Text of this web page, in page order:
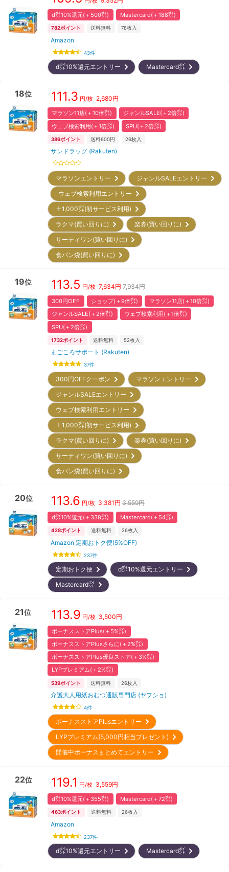
d㌽10%還元(＋500㌽) Mastercard(＋188㌽)
782ポイント 送料無料 78枚入
Amazon
43件
d㌽10%還元エントリー Mastercard㌽
18位 111.3 円/枚 2,680円
マラソン11店(＋10倍㌽)
ジャンルSALE(＋2倍㌽)
ウェブ検索利用(＋1倍㌽)
SPU(＋2倍㌽)
386ポイント 送料600円 26枚入
サンドラッグ (Rakuten)
マラソンエントリー
ジャンルSALEエントリー
ウェブ検索利用エントリー
＋1,000㌽(初サービス利用)
ラクマ(買い回りに)
楽券(買い回りに)
サーティワン(買い回りに)
食パン袋(買い回りに)
19位 113.5 円/枚 7,634円 7,934円
300円OFF ショップ(＋9倍㌽)
マラソン11店(＋10倍㌽)
ジャンルSALE(＋2倍㌽)
ウェブ検索利用(＋1倍㌽)
SPU(＋2倍㌽)
1732ポイント 送料無料 52枚入
まごころサポート (Rakuten)
37件
300円OFFクーポン
マラソンエントリー
ジャンルSALEエントリー
ウェブ検索利用エントリー
＋1,000㌽(初サービス利用)
ラクマ(買い回りに)
楽券(買い回りに)
サーティワン(買い回りに)
食パン袋(買い回りに)
20位 113.6 円/枚 3,381 円 3,559円
d㌽10%還元(＋338㌽) Mastercard(＋54㌽)
428ポイント 送料無料 26枚入
Amazon 定期おトク便(5%OFF)
237件
定期おトク便
d㌽10%還元エントリー
Mastercard㌽
21位 113.9 円/枚 3,500円
ボーナスストアPlus(＋5%㌽)
ボーナスストアPlusさらに(＋2%㌽)
ボーナスストアPlus優良ストア(＋3%㌽)
LYPプレミアム(＋2%㌽)
539ポイント 送料無料 26枚入
介護大人用紙おむつ通販専門店 (ヤフショ)
4件
ボーナスストアPlusエントリー
LYPプレミアム(5,000円相当プレゼント)
開催中ボーナスまとめてエントリー
22位 119.1 円/枚 3,559円
d㌽10%還元(＋355㌽) Mastercard(＋72㌽)
463ポイント 送料無料 26枚入
Amazon
237件
d㌽10%還元エントリー Mastercard㌽